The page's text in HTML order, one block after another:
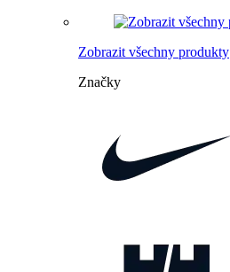
Zobrazit všechny produkty
Značky